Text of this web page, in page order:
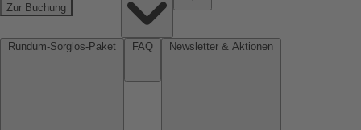
Zur Buchung